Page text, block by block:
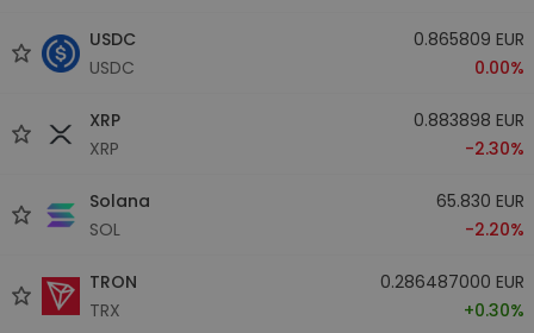
USDC
USDC
0.865809 EUR
0.00%
XRP
XRP
0.883898 EUR
-2.30%
Solana
SOL
65.830 EUR
-2.20%
TRON
TRX
0.286487000 EUR
+0.30%